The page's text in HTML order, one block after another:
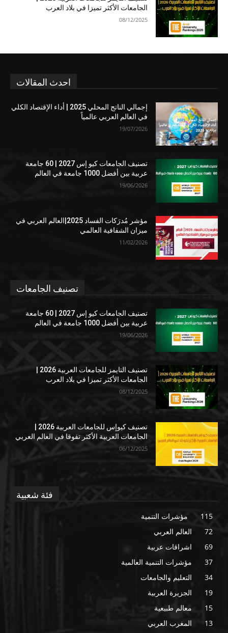
الجامعات الأكثر تميزا في بلاد العرب
08/12/2025
احدث المقالات
إجمالي الناتج المحلي 2025 | أداء الإقتصاد الكلي
في العالم العربي عالمياً
19/07/2026
تصنيف الجامعات كيو إس 2027 | 60 جامعة
عربية بين أفضل 1000 جامعة في العالم
19/06/2026
مؤشر مُدرَكات الفساد 2025|العالم العربي في
ميزان الشفافية العالمي
11/02/2026
تصنيف الجامعات
تصنيف الجامعات كيو إس 2027 | 60 جامعة
عربية بين أفضل 1000 جامعة في العالم
19/06/2026
الجامعات الأكثر تميزا في بلاد العرب
08/12/2025
الجامعات العربية الأكثر تفوقا في العالم العربي
06/12/2025
فئة شعبية
مؤشرات التنمية
115
العالم العربي
72
اشراقات عربية
69
مؤشرات التنمية العالمية
37
التعليم والجامعات
34
الجزيرة العربية
19
معالم طبيعية
15
المغرب العربي
13